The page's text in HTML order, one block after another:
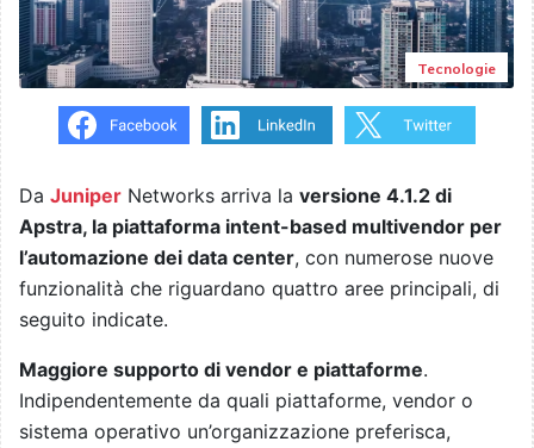
Tecnologie
Da Juniper Networks arriva la versione 4.1.2 di
Apstra, la piattaforma intent-based multivendor per
l’automazione dei data center, con numerose nuove
funzionalità che riguardano quattro aree principali, di
seguito indicate.
Maggiore supporto di vendor e piattaforme.
Indipendentemente da quali piattaforme, vendor o
sistema operativo un’organizzazione preferisca,